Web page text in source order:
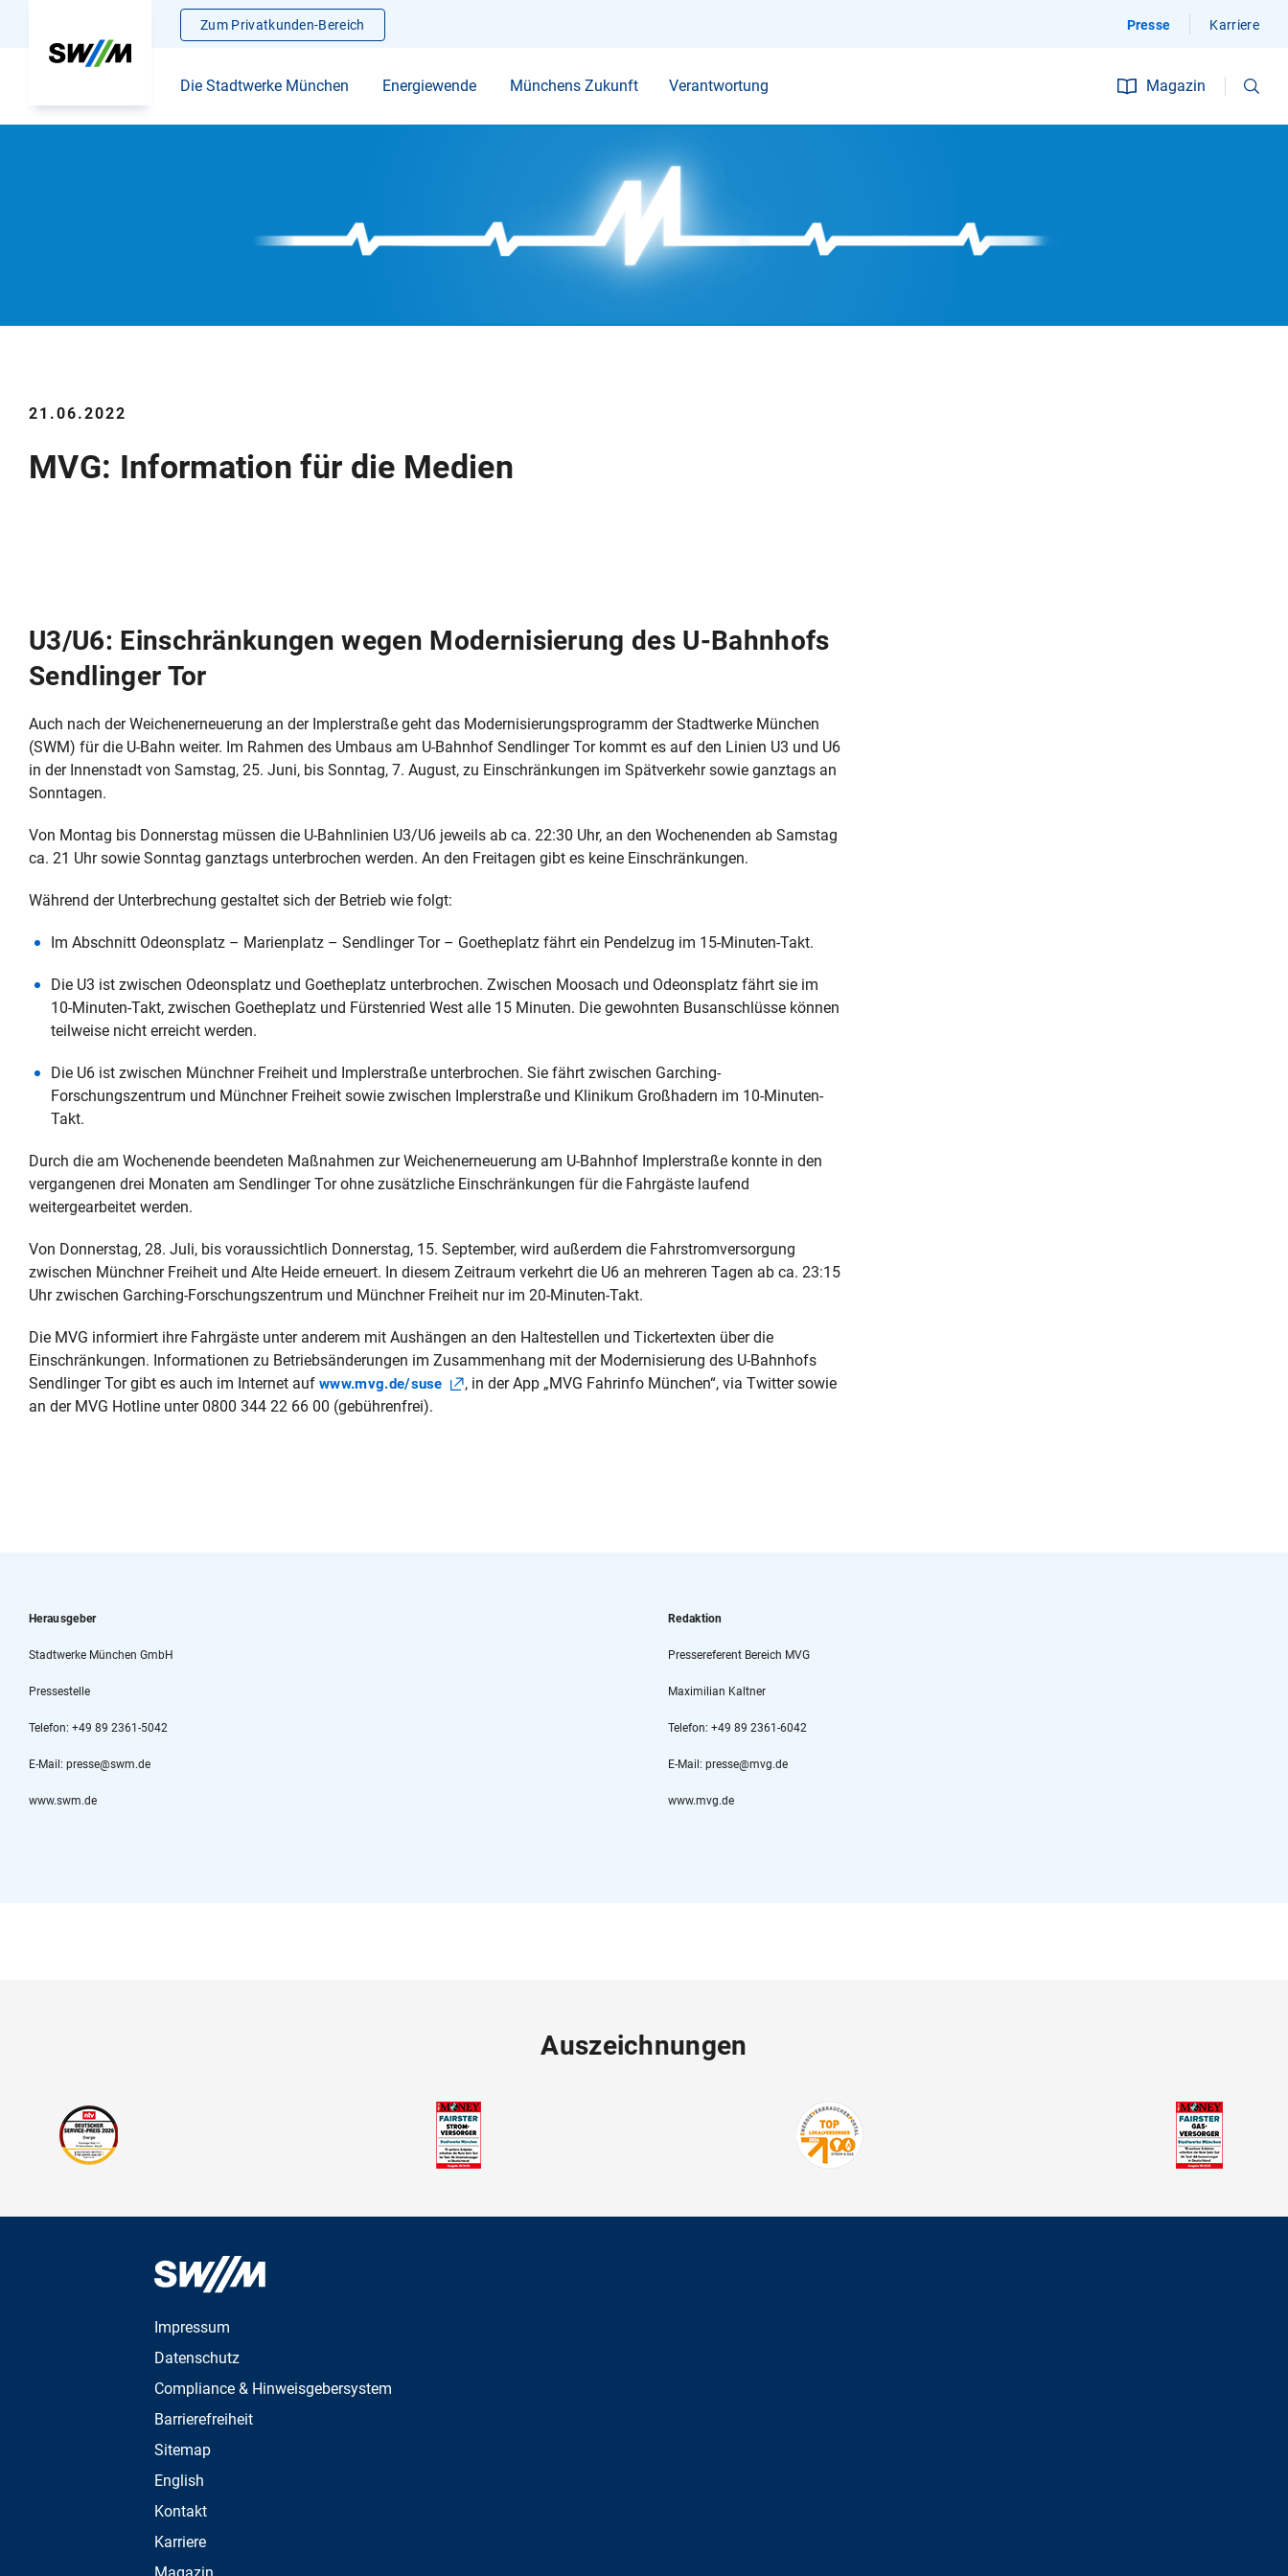
Zum Privatkunden-Bereich Presse Karriere
Die Stadtwerke München Energiewende Münchens Zukunft Verantwortung Magazin
21.06.2022
MVG: Information für die Medien
U3/U6: Einschränkungen wegen Modernisierung des U-Bahnhofs
Sendlinger Tor
Auch nach der Weichenerneuerung an der Implerstraße geht das Modernisierungsprogramm der Stadtwerke München
(SWM) für die U-Bahn weiter. Im Rahmen des Umbaus am U-Bahnhof Sendlinger Tor kommt es auf den Linien U3 und U6
in der Innenstadt von Samstag, 25. Juni, bis Sonntag, 7. August, zu Einschränkungen im Spätverkehr sowie ganztags an
Sonntagen.
Von Montag bis Donnerstag müssen die U-Bahnlinien U3/U6 jeweils ab ca. 22:30 Uhr, an den Wochenenden ab Samstag
ca. 21 Uhr sowie Sonntag ganztags unterbrochen werden. An den Freitagen gibt es keine Einschränkungen.
Während der Unterbrechung gestaltet sich der Betrieb wie folgt:
Im Abschnitt Odeonsplatz – Marienplatz – Sendlinger Tor – Goetheplatz fährt ein Pendelzug im 15-Minuten-Takt.
Die U3 ist zwischen Odeonsplatz und Goetheplatz unterbrochen. Zwischen Moosach und Odeonsplatz fährt sie im
10-Minuten-Takt, zwischen Goetheplatz und Fürstenried West alle 15 Minuten. Die gewohnten Busanschlüsse können
teilweise nicht erreicht werden.
Die U6 ist zwischen Münchner Freiheit und Implerstraße unterbrochen. Sie fährt zwischen Garching-
Forschungszentrum und Münchner Freiheit sowie zwischen Implerstraße und Klinikum Großhadern im 10-Minuten-
Takt.
Durch die am Wochenende beendeten Maßnahmen zur Weichenerneuerung am U-Bahnhof Implerstraße konnte in den
vergangenen drei Monaten am Sendlinger Tor ohne zusätzliche Einschränkungen für die Fahrgäste laufend
weitergearbeitet werden.
Von Donnerstag, 28. Juli, bis voraussichtlich Donnerstag, 15. September, wird außerdem die Fahrstromversorgung
zwischen Münchner Freiheit und Alte Heide erneuert. In diesem Zeitraum verkehrt die U6 an mehreren Tagen ab ca. 23:15
Uhr zwischen Garching-Forschungszentrum und Münchner Freiheit nur im 20-Minuten-Takt.
Die MVG informiert ihre Fahrgäste unter anderem mit Aushängen an den Haltestellen und Tickertexten über die
Einschränkungen. Informationen zu Betriebsänderungen im Zusammenhang mit der Modernisierung des U-Bahnhofs
Sendlinger Tor gibt es auch im Internet auf www.mvg.de/suse
, in der App „MVG Fahrinfo München“, via Twitter sowie
an der MVG Hotline unter 0800 344 22 66 00 (gebührenfrei).
Herausgeber
Stadtwerke München GmbH
Pressestelle
Telefon: +49 89 2361-5042
E-Mail: presse@swm.de
www.swm.de
Redaktion
Pressereferent Bereich MVG
Maximilian Kaltner
Telefon: +49 89 2361-6042
E-Mail: presse@mvg.de
www.mvg.de
Auszeichnungen
Impressum
Datenschutz
Compliance & Hinweisgebersystem
Barrierefreiheit
Sitemap
English
Kontakt
Karriere